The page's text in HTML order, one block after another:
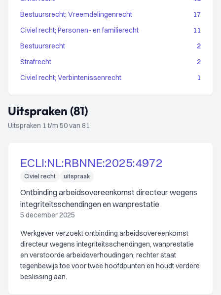
Bestuursrecht; Vreemdelingenrecht
17
Civiel recht; Personen- en familierecht
11
Bestuursrecht
2
Strafrecht
2
Civiel recht; Verbintenissenrecht
1
Uitspraken (81)
Uitspraken 1 t/m 50 van 81
ECLI:NL:RBNNE:2025:4972
Civiel recht uitspraak
Ontbinding arbeidsovereenkomst directeur wegens
integriteitsschendingen en wanprestatie
5 december 2025
Werkgever verzoekt ontbinding arbeidsovereenkomst
directeur wegens integriteitsschendingen, wanprestatie
en verstoorde arbeidsverhoudingen; rechter staat
tegenbewijs toe voor twee hoofdpunten en houdt verdere
beslissing aan.